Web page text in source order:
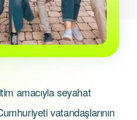
amacıyla seyahat
vatandaşlarının